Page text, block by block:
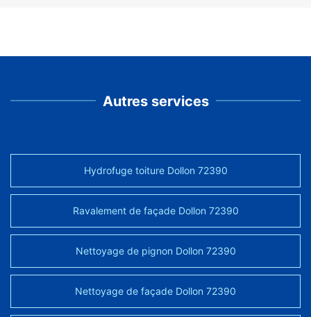
Autres services
Hydrofuge toiture Dollon 72390
Ravalement de façade Dollon 72390
Nettoyage de pignon Dollon 72390
Nettoyage de façade Dollon 72390